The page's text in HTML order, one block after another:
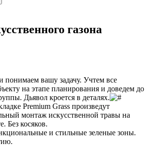
газона
вашу задачу. Учтем все
на этапе планирования и доведем до
Дьявол кроется в деталях.
Premium Grass произведут
монтаж искусственной травы на
Без косяков.
и стильные зеленые зоны.